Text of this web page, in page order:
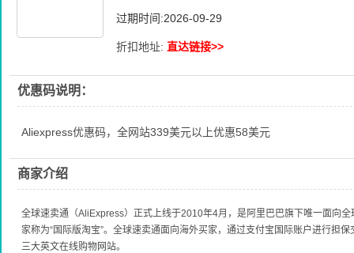
过期时间:2026-09-29
折扣地址: 直达链接>>
优惠码说明：
Aliexpress优惠码，全网站339美元以上优惠58美元
商家介绍
全球速卖通（AliExpress）正式上线于2010年4月，是阿里巴巴旗下唯一面向
家称为“国际版淘宝”。全球速卖通面向海外买家，通过支付宝国际账户进行担
三大英文在线购物网站。